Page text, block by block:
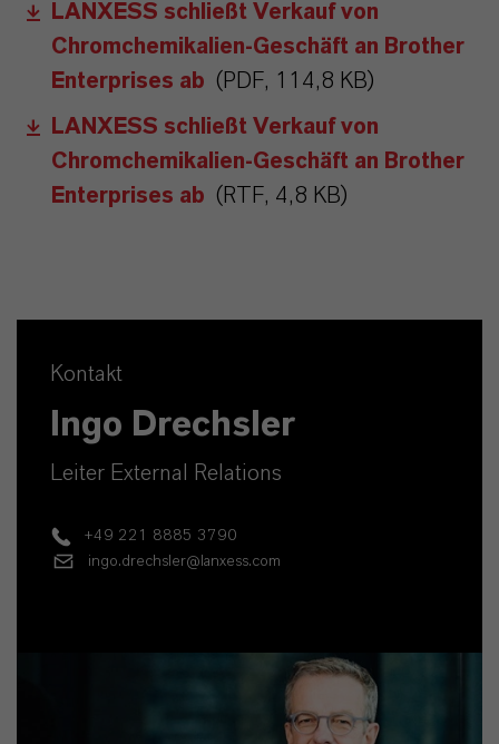
LANXESS schließt Verkauf von
Chromchemikalien-Geschäft an Brother
Enterprises ab (PDF, 114,8 KB)
LANXESS schließt Verkauf von
Chromchemikalien-Geschäft an Brother
Enterprises ab (RTF, 4,8 KB)
Kontakt
Ingo Drechsler
Leiter External Relations
+49 221 8885 3790
ingo.drechsler@lanxess.com